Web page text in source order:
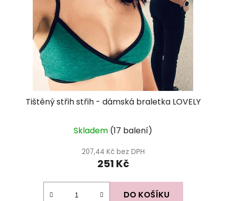
Tištěný střih střih - dámská braletka LOVELY
hodnocení
produktu
je
Skladem (17 balení)
207,44 Kč bez DPH
251 Kč
DO KOŠÍKU